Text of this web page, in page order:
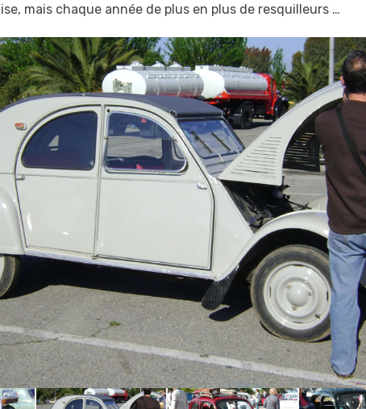
mais chaque année de plus en plus de resquilleurs …